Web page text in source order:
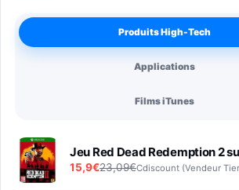
Produits High-Tech
Applications
Films iTunes
Jeu Red Dead Redemption 2
15,9€23,09€Cdiscount (Vendeur